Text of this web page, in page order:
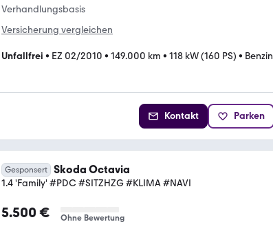
Verhandlungsbasis
Versicherung vergleichen
Unfallfrei • EZ 02/2010 • 149.000 km • 118 kW (160 PS) • Benzin
Kontakt Parken
Gesponsert Skoda Octavia
1.4 'Family' #PDC #SITZHZG #KLIMA #NAVI
5.500 € Ohne Bewertung